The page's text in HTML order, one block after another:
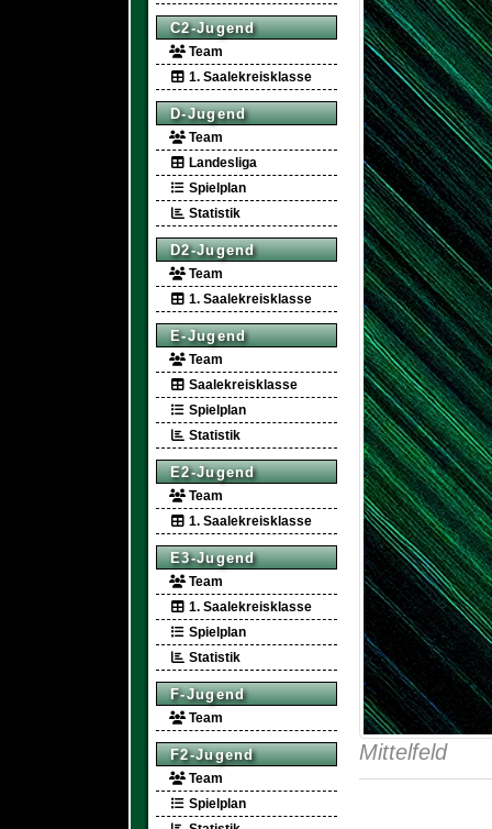
C2-Jugend
Team
1. Saalekreisklasse
D-Jugend
Team
Landesliga
Spielplan
Statistik
D2-Jugend
Team
1. Saalekreisklasse
E-Jugend
Team
Saalekreisklasse
Spielplan
Statistik
E2-Jugend
Team
1. Saalekreisklasse
E3-Jugend
Team
1. Saalekreisklasse
Spielplan
Statistik
F-Jugend
Team
F2-Jugend
Team
Spielplan
Mittelfeld